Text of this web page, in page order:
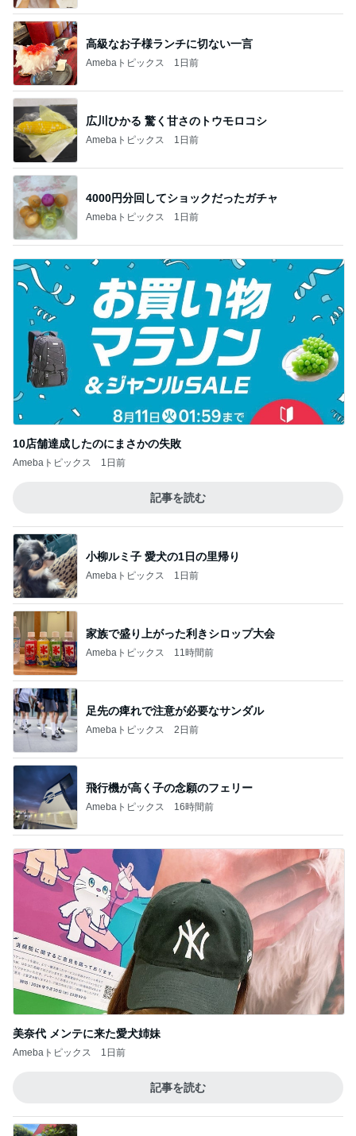
高級なお子様ランチに切ない一言
Amebaトピックス 1日前
広川ひかる 驚く甘さのトウモロコシ
Amebaトピックス 1日前
4000円分回してショックだったガチャ
Amebaトピックス 1日前
10店舗達成したのにまさかの失敗
Amebaトピックス 1日前
記事を読む
小柳ルミ子 愛犬の1日の里帰り
Amebaトピックス 1日前
家族で盛り上がった利きシロップ大会
Amebaトピックス 11時間前
足先の痺れで注意が必要なサンダル
Amebaトピックス 2日前
飛行機が高く子の念願のフェリー
Amebaトピックス 16時間前
美奈代 メンテに来た愛犬姉妹
Amebaトピックス 1日前
記事を読む